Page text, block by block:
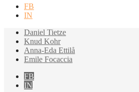
FB
IN
Daniel Tietze
Knud Kohr
Anna-Eda Ettilå
Emile Focaccia
FB
IN